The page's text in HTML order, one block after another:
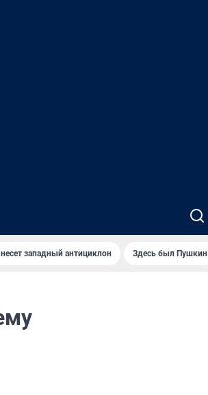
западный антициклон Здесь был Пушкин